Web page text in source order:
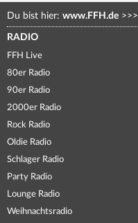
Du bist hier: www.FFH.de >>>
RADIO
FFH Live
80er Radio
90er Radio
2000er Radio
Rock Radio
Oldie Radio
Schlager Radio
Party Radio
Lounge Radio
Weihnachtsradio